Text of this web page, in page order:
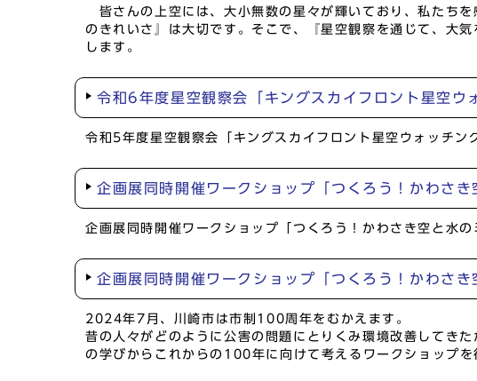
皆さんの上空には、大小無数の星々が輝いており、私たち
のきれいさ』は大切です。そこで、『星空観察を通じて、大
します。
令和6年度星空観察会「キングスカイフロント星空
令和5年度星空観察会「キングスカイフロント星空ウォッチ
企画展同時開催ワークショップ「つくろう！かわさ
企画展同時開催ワークショップ「つくろう！かわさき空と水
企画展同時開催ワークショップ「つくろう！かわさ
2024年7月、川崎市は市制100周年をむかえます。
昔の人々がどのように公害の問題にとりくみ環境改善してき
の学びからこれからの100年に向けて考えるワークショップ